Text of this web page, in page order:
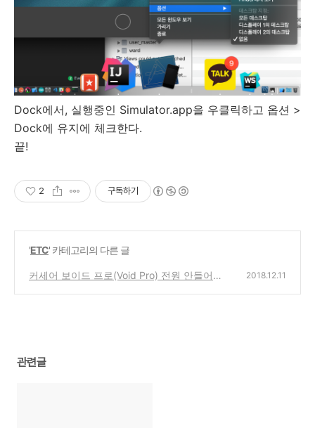
Dock에서, 실행중인 Simulator.app을 우클릭하고 옵션 >
Dock에 유지에 체크한다.
끝!
2 구독하기
'ETC' 카테고리의 다른 글
커세어 보이드 프로(Void Pro) 전원 안들어올
2018.12.11
관련글